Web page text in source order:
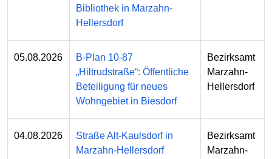
Bibliothek in Marzahn-
Hellersdorf
05.08.2026
B-Plan 10-87
„Hiltrudstraße“: Öffentliche
Beteiligung für neues
Wohngebiet in Biesdorf
Bezirksamt
Marzahn-
Hellersdorf
04.08.2026
Straße Alt-Kaulsdorf in
Marzahn-Hellersdorf
Bezirksamt
Marzahn-